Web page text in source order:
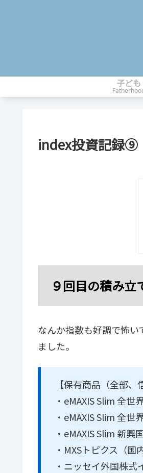
子ども
index投資記録⑨
９回目の積み立
なんか指数も好調で怖
ました。
【保有商品（全部
・eMAXIS Slim 全世
・eMAXIS Slim 全世
・eMAXIS Slim 新興
・MXSトピクス（国
・ニッセイ外国株式